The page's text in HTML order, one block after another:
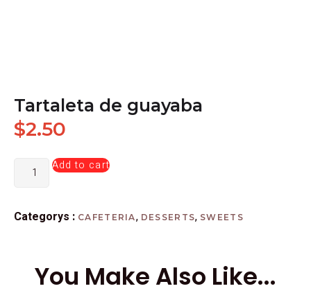
Tartaleta de guayaba
$2.50
Add to cart
Categorys : CAFETERIA, DESSERTS, SWEETS
You Make Also Like...